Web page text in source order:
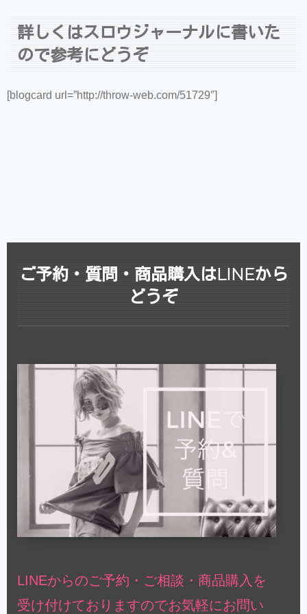
詳しくはスロウジャーナルに書いた
ので参考にどうぞ
[blogcard url=”http://throw-web.com/51729″]
ご予約・質問・商品購入はLINEから
どうぞ
LINEからのご予約・ご相談・商品購入を
受け付けておりますのでお気軽にお問い